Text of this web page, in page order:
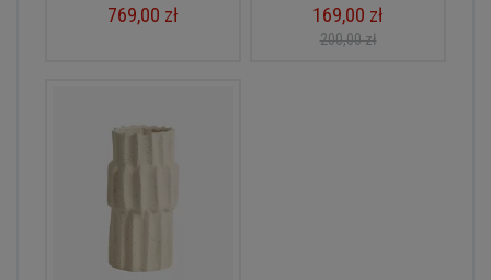
769,00 zł 169,00 zł
200,00 zł